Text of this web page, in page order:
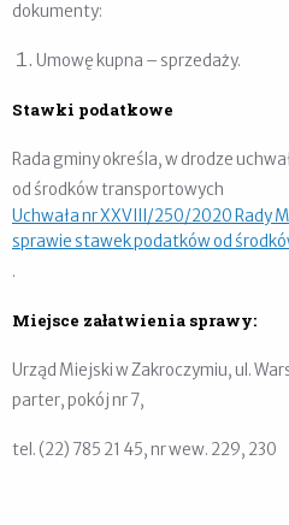
dokumenty:
Umowę kupna – sprzedaży.
Stawki podatkowe
Rada gminy określa, w drodze
od środków transportowych
Uchwała nr XXVIII/250/2020 Rady
sprawie stawek podatków od
.
Miejsce załatwienia sprawy:
Urząd Miejski w Zakroczymiu, ul.
parter, pokój nr 7,
tel. (22) 785 21 45, nr wew. 229, 230